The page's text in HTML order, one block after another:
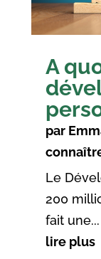
A
par
Le
200
fait une...
lire plus